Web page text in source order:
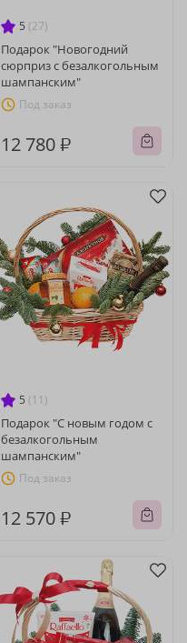
5 (27)
Подарок "Новогодний
сюрприз с безалкогольным
шампанским"
Под заказ
12 780 ₽
5 (11)
Подарок "С новым годом с
безалкогольным
шампанским"
Под заказ
12 570 ₽